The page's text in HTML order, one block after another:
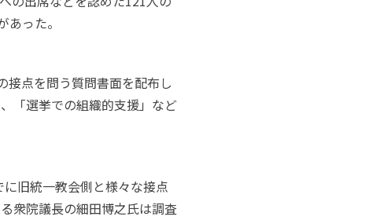
あった。
接点を問う質問書面を配布し
「選挙での組織的支援」など
旧統一教会側と様々な接点
衆院議長の細田博之氏は調査